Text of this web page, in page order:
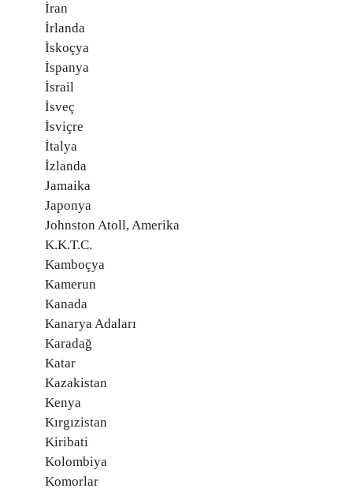
İran
İrlanda
İskoçya
İspanya
İsrail
İsveç
İsviçre
İtalya
İzlanda
Jamaika
Japonya
Johnston Atoll, Amerika
K.K.T.C.
Kamboçya
Kamerun
Kanada
Kanarya Adaları
Karadağ
Katar
Kazakistan
Kenya
Kırgızistan
Kiribati
Kolombiya
Komorlar